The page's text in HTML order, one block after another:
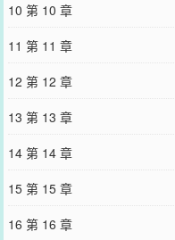
10 第 10 章
11 第 11 章
12 第 12 章
13 第 13 章
14 第 14 章
15 第 15 章
16 第 16 章